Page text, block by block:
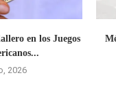
en los Juegos
2026